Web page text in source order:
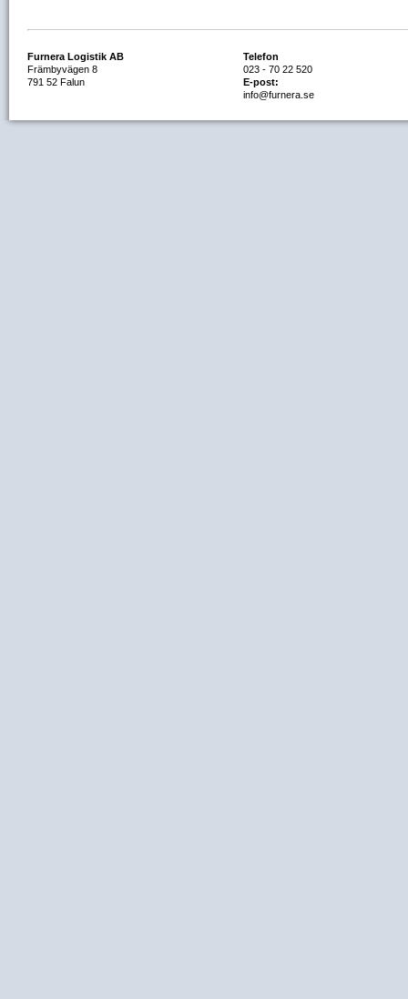
Furnera Logistik AB
Främbyvägen 8
791 52 Falun
Telefon
023 - 70 22 520
E-post:
info@furnera.se